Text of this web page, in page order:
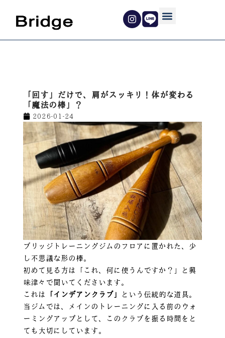
「回す」だけで、肩がスッキリ！体が変わる
「魔法の棒」？
2026-01-24
ブリッジトレーニングジムのフロアに置かれた、少
し不思議な形の棒。
初めて見る方は「これ、何に使うんですか？」と興
味津々で聞いてくださいます。
これは
「インデアンクラブ」
という伝統的な道具。
当ジムでは、メインのトレーニングに入る前のウォ
ーミングアップとして、このクラブを振る時間をと
ても大切にしています。